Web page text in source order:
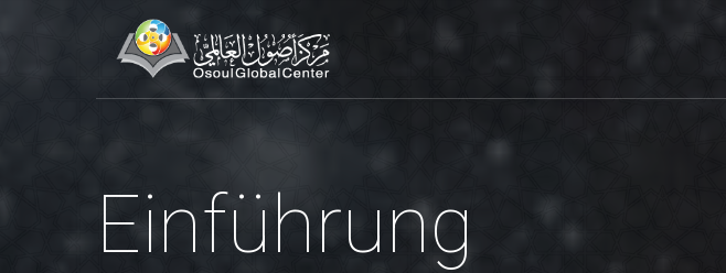
Einführung